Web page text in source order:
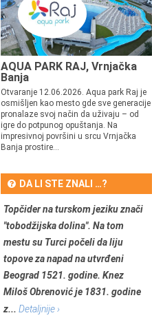
AQUA PARK RAJ, Vrnjačka
Banja
Otvaranje 12.06.2026. Aqua park Raj je
osmišljen kao mesto gde sve generacije
pronalaze svoj način da uživaju – od
igre do potpunog opuštanja. Na
impresivnoj površini u srcu Vrnjačka
Banja prostire...
DA LI STE ZNALI …?
Topčider na turskom jeziku znači
"tobodžijska dolina". Na tom
mestu su Turci počeli da liju
topove za napad na utvrđeni
Beograd 1521. godine. Knez
Miloš Obrenović je 1831. godine
z... Detaljnije ›